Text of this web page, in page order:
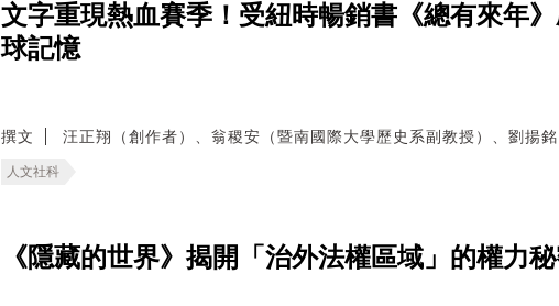
文字重現熱血賽季！受紐時暢銷書《總有來年
球記憶
撰文 汪正翔（創作者）、翁稷安（暨南國際大學歷史系副教授）、劉揚銘
人文社科
《隱藏的世界》揭開「治外法權區域」的權力